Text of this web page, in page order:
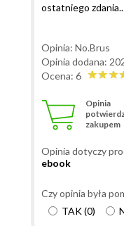
ostatniego
uczucia między
Końcówka wyciska
wyrywa czytelnika
Opinia: No.Brus
Opinia dodana:
Ocena: 6
Opinia
zakupem
Opinia dotyczy
ebook
Czy opinia była
TAK(0)